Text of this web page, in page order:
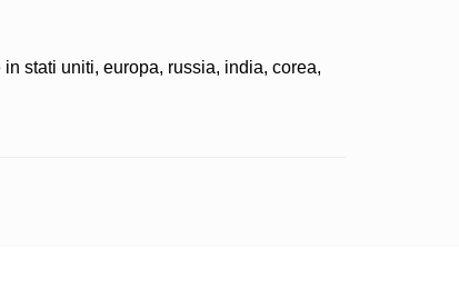
stati uniti, europa, russia, india, corea,